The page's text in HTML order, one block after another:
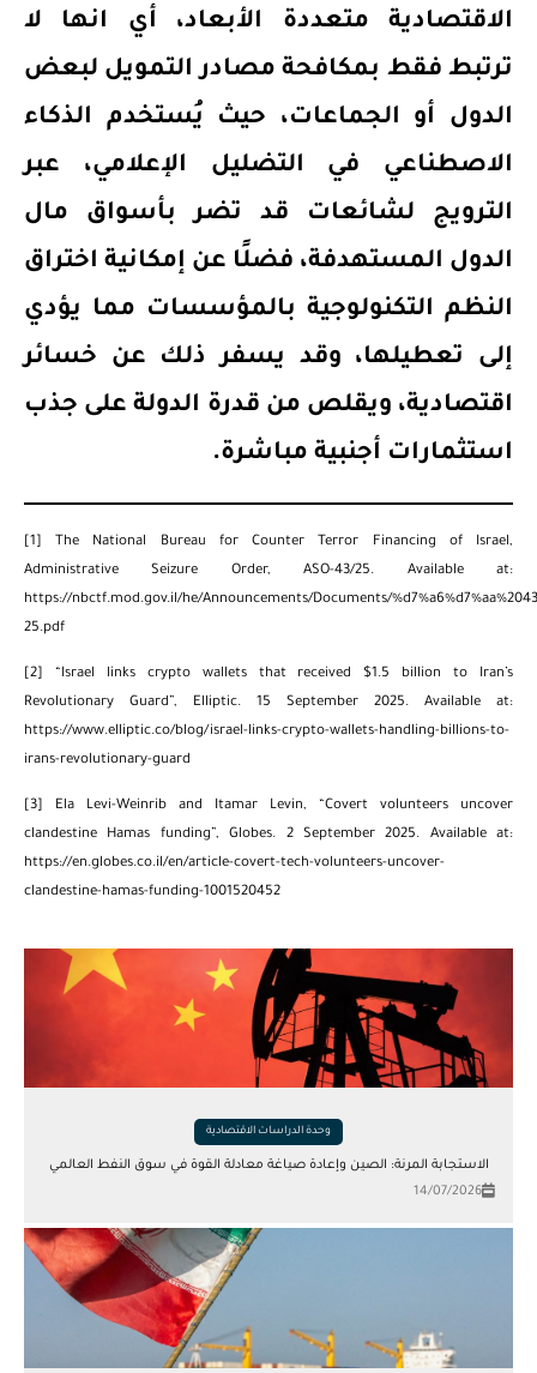
الاقتصادية متعددة الأبعاد، أي انها لا
ترتبط فقط بمكافحة مصادر التمويل لبعض
الدول أو الجماعات، حيث يُستخدم الذكاء
الاصطناعي في التضليل الإعلامي، عبر
الترويج لشائعات قد تضر بأسواق مال
الدول المستهدفة، فضلًا عن إمكانية اختراق
النظم التكنولوجية بالمؤسسات مما يؤدي
إلى تعطيلها، وقد يسفر ذلك عن خسائر
اقتصادية، ويقلص من قدرة الدولة على جذب
استثمارات أجنبية مباشرة.
[1]
The National Bureau for Counter Terror Financing of Israel,
Administrative Seizure Order, ASO-43/25. Available at:
https://nbctf.mod.gov.il/he/Announcements/Documents/
25.pdf
[2]
“Israel links crypto wallets that received $1.5 billion to Iran’s
Revolutionary Guard”, Elliptic. 15 September 2025. Available at:
https://www.elliptic.co/blog/israel-links-crypto-wallets-handling-billions-to-
irans-revolutionary-guard
[3]
Ela Levi-Weinrib and Itamar Levin, “Covert volunteers uncover
clandestine Hamas funding”, Globes. 2 September 2025. Available at:
https://en.globes.co.il/en/article-covert-tech-volunteers-uncover-
clandestine-hamas-funding-1001520452
وحدة الدراسات الاقتصادية
الاستجابة المرنة: الصين وإعادة صياغة معادلة القوة في سوق النفط العالمي
14/07/2026